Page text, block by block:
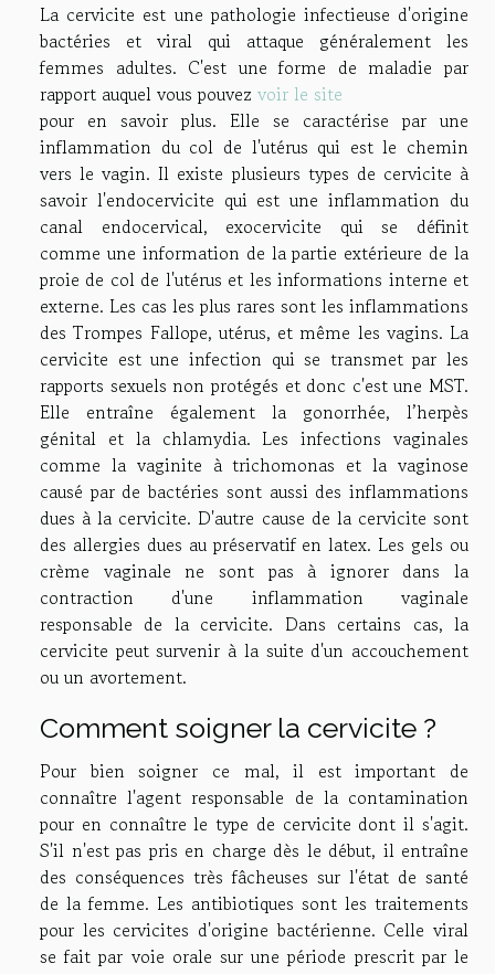
La cervicite est une pathologie infectieuse d'origine
bactéries et viral qui attaque généralement les
femmes adultes. C'est une forme de maladie par
rapport auquel vous pouvez voir le site
pour en savoir plus. Elle se caractérise par une
inflammation du col de l'utérus qui est le chemin
vers le vagin. Il existe plusieurs types de cervicite à
savoir l'endocervicite qui est une inflammation du
canal endocervical, exocervicite qui se définit
comme une information de la partie extérieure de la
proie de col de l'utérus et les informations interne et
externe. Les cas les plus rares sont les inflammations
des Trompes Fallope, utérus, et même les vagins. La
cervicite est une infection qui se transmet par les
rapports sexuels non protégés et donc c'est une MST.
Elle entraîne également la gonorrhée, l’herpès
génital et la chlamydia. Les infections vaginales
comme la vaginite à trichomonas et la vaginose
causé par de bactéries sont aussi des inflammations
dues à la cervicite. D'autre cause de la cervicite sont
des allergies dues au préservatif en latex. Les gels ou
crème vaginale ne sont pas à ignorer dans la
contraction d'une inflammation vaginale
responsable de la cervicite. Dans certains cas, la
cervicite peut survenir à la suite d'un accouchement
ou un avortement.
Comment soigner la cervicite ?
Pour bien soigner ce mal, il est important de
connaître l'agent responsable de la contamination
pour en connaître le type de cervicite dont il s'agit.
S'il n'est pas pris en charge dès le début, il entraîne
des conséquences très fâcheuses sur l'état de santé
de la femme. Les antibiotiques sont les traitements
pour les cervicites d'origine bactérienne. Celle viral
se fait par voie orale sur une période prescrit par le